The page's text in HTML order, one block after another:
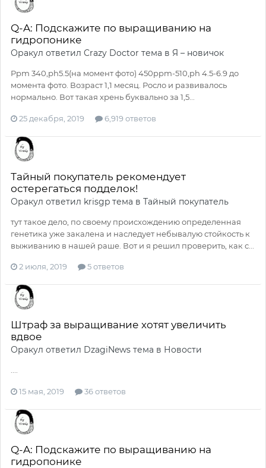
Q-A: Подскажите по выращиванию на
гидропонике
Оракул ответил Crazy Doctor тема в Я – новичок
Ppm 340,ph5.5(на момент фото) 450ppm-510,ph 4.5-6.9 до
момента фото. Возраст 1,1 месяц. Росло и развивалось
нормально. Вот такая хрень буквально за 1,5...
25 декабря, 2019 6,919 ответов
Тайный покупатель рекомендует
остерегаться подделок!
Оракул ответил krisgp тема в Тайный покупатель
тут такое дело, по своему происхождению определенная
генетика уже закалена и наследует небывалую стойкость к
выживанию в нашей раше. Вот и я решил проверить, как с...
2 июля, 2019 5 ответов
Штраф за выращивание хотят увеличить
вдвое
Оракул ответил DzagiNews тема в Новости
....
15 мая, 2019 36 ответов
Q-A: Подскажите по выращиванию на
гидропонике